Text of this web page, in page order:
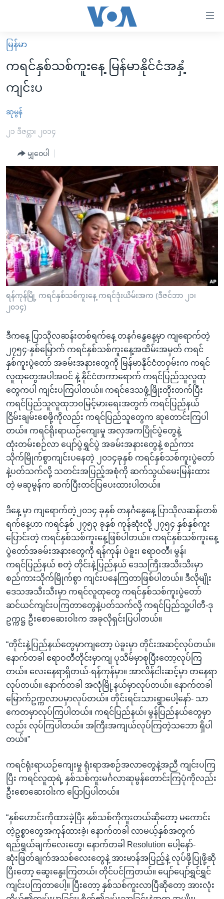
လွယ်ကူ
စေ
သည့်
Link
များ
ပင်မ
ကျော်
ကြည့်
ရန်
ပင်မ
အ
ညွန်း
စာမျက်နှာ
သို့
ကျော်
ကြည့်
ရန်
နေရာ
သို့
ကျော်
ရန်
မူလစာမျက်နှာ
မြန်မာ
ကမ္ဘာ့သတင်းများ
နိုင်ငံတကာ
အစ္စရေး-ပါလက်စတိုင်း
ဗွီဒီယို
အင်္ဂလိပ်စာလေ့လာမယ်
အမေရိကန်သုံးအီဒီယံ
မကြေးမုံရဲ့ အင်္ဂလိပ်စာ
ရုပ်ရှင်ထဲက အင်္ဂလိပ်စာ
သုတပဒေသာ အင်္ဂလိပ်စာ
အပတ်စဉ်ကဏ္ဍများ
ရေဒီယို
တီဗွီ
ရေဒီယိုနှင့်ရုပ်သံ အချက်အလက်များ
ရေဒီယို/တီဗွီအစီအစဉ်
Learning English
ဗွီအိုအေ လူမှုကွန်ယက်များ
မြန်မာ
ကရင်နှစ်သစ်ကူးနေ့ မြန်မာနိုင်ငံအနှံ့
ကျင်းပ
ဆုမွန်
၂၁ ဒီဇင္ဘာ၊ ၂၀၁၄
မျှဝေပါ
ရန်ကုန်မြို့ ကရင်နှစ်သစ်ကူးနေ့ ကရင်ဒုံးယိမ်းအက (ဒီဇင်ဘာ ၂၁၊
၂၀၁၄)
ဒီကနေ့ ပြာသိုလဆန်းတစ်ရက်နေ့ တနင်္ဂနွေနေ့မှာ ကျရောက်တဲ့
၂၇၅၄-နှစ်မြောက် ကရင်နှစ်သစ်ကူးနေ့အထိမ်းအမှတ် ကရင်
နှစ်ကူးပွဲတော် အခမ်းအနားတွေကို မြန်မာနိုင်ငံတဝှမ်းက ကရင်
လူထုတွေအပါအဝင် နဲ့ နိုင်ငံတကာရောက် ကရင်ပြည်သူလူထု
တွေကပါ ကျင်းပကြပါတယ်။ ကရင်ဒေသဖွံ့ဖြိုးတိုးတက်ပြီး
ကရင်ပြည်သူလူထုဘဝမြင့်မားရေးအတွက် ကရင်ပြည်နယ်
ငြိမ်းချမ်းစေဖို့ကိုလည်း ကရင်ပြည်သူတွေက ဆုတောင်းကြပါ
တယ်။ ကရင်ရိုးရာယဉ်ကျေးမှု အလှအကပြိုင်ပွဲတွေနဲ့
ထုံးတမ်းစဉ်လာ ပျော်ပွဲရွှင်ပွဲ အခမ်းအနားတွေနဲ့ စည်ကား
သိုက်မြိုက်စွာကျင်းပနေတဲ့ ၂၀၁၄ခုနှစ် ကရင်နှစ်သစ်ကူးပွဲတော်
နဲ့ပတ်သက်လို့ သတင်းအပြည့်အစုံကို ဆက်သွယ်မေးမြန်းထား
တဲ့ မဆုမွန်က ဆက်ပြီးတင်ပြပေးထားပါတယ်။
ဒီနေ့ မှာ ကျရောက်တဲ့၂၀၁၄ ခုနှစ် တနင်္ဂနွေနေ့ ပြာသိုလဆန်းတစ်
ရက်နေ့ဟာ ကရင်နှစ် ၂၇၅၃ ခုနှစ် ကုန်ဆုံးလို့ ၂၇၅၄ နှစ်နှစ်ကူး
ပြောင်းတဲ့ ကရင်နှစ်သစ်ကူးနေ့ဖြစ်ပါတယ်။ ကရင်နှစ်သစ်ကူးနေ့
ပွဲတော်အခမ်းအနားတွေကို ရန်ကုန်၊ ပဲခူး၊ ဧရာဝတီ၊ မွန်၊
ကရင်ပြည်နယ် စတဲ့ တိုင်းနဲ့ပြည်နယ် ဒေသကြီးအသီးသီးမှာ
စည်ကားသိုက်မြိုက်စွာ ကျင်းပနေကြတာဖြစ်ပါတယ်။ ဒီလိုမျိုး
ဒေသအသီးသီးမှာ ကရင်လူထုတွေ ကရင်နှစ်သစ်ကူးပွဲတော်
ဆင်ယင်ကျင်းပကြတာတွေနဲ့ပတ်သက်လို့ ကရင်ပြည်သူ့ပါတီ-ဒု
ဥက္ကဋ္ဌ ဦးစောဆေးဝါးက အခုလိုရှင်းပြပါတယ်။
“တိုင်းနဲ့ပြည်နယ်တွေမှာကျတော့ ပဲခူးမှာ တိုင်းအဆင့်လုပ်တယ်။
နောက်တခါ ဧရာဝတီတိုင်းမှာကျ ပုသိမ်မှာစုပြီးတော့လုပ်ကြ
တယ်။ လေးနေရာရှိတယ်-ရန်ကုန်မှာ။ အာလိန်ငါးဆင့်မှာ တနေရာ
လုပ်တယ်။ နောက်တခါ အလုံမြို့နယ်မှာလုပ်တယ်။ နောက်တခါ
မြောက်ဥက္ကလာပမှာလုပ်တယ်။ တိုင်းရင်းသားရွာပေါ့နော်- သာ
ကေတမှာလုပ်ကြပါတယ်။ ကရင်ပြည်နယ်၊ မွန်ပြည်နယ်တွေမှာ
လည်း လုပ်ကြပါတယ်။ အကြီးအကျယ်လုပ်ကြတဲ့သဘော ရှိပါ
တယ်။”
ကရင်ရုံးရာယဉ်ကျေးမှု ရုံးရာအစဉ်အလာတွေနဲ့အညီ ကျင်းပကြ
ပြီး ကရင်လူထုရဲ့ နှစ်သစ်ကူးမင်္ဂလာဆုမွန်တောင်းကြပုံကိုလည်း
ဦးစောဆေးဝါးက ပြောပြပါတယ်။
“နှစ်ဟောင်းကိုထားခဲ့ပြီး နှစ်သစ်ကိုကူးတယ်ဆိုတော့ မကောင်း
တဲ့ဥစ္စာတွေအကုန်ထားခဲ့၊ နောက်တခါ လာမယ့်နှစ်အတွက်
ရည်ရွယ်ချက်လေးတွေ၊ နောက်တခါ Resolution ပေါ့နော်-
ဆုံးဖြတ်ချက်အသစ်လေးတွေနဲ့ အားမာန်အပြည့်နဲ့ လုပ်ဖို့ပြုဖို့ဆို
ပြီးတော့ ဆွေးနွေးကြတယ်၊ တိုင်ပင်ကြတယ်။ ပျော်ပျော်ရွှင်ရွှင်
ကျင်းပကြတာပေါ့။ ပြီးတော့ နှစ်သစ်ကူးလာပြီဆိုတော့ အားလုံး